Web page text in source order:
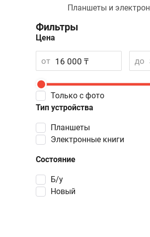
Планшеты и
Фильтры
Цена
от до
Тип устройства
Планшеты
Электронные книги
Состояние
Б/у
Новый
Только с фото